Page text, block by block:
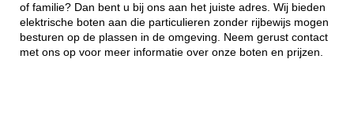
of familie? Dan bent u bij ons aan het juiste adres. Wij bieden
elektrische boten aan die particulieren zonder rijbewijs mogen
besturen op de plassen in de omgeving. Neem gerust contact
met ons op voor meer informatie over onze boten en prijzen.